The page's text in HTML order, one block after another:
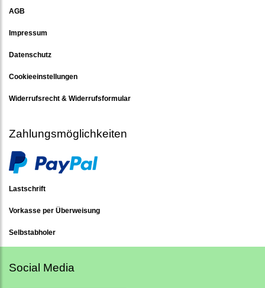
AGB
Impressum
Datenschutz
Cookieeinstellungen
Widerrufsrecht & Widerrufsformular
Zahlungsmöglichkeiten
Lastschrift
Vorkasse per Überweisung
Selbstabholer
Social Media